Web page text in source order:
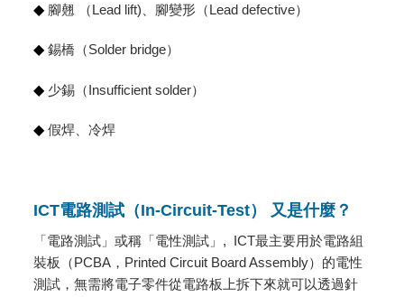
◆ 腳翹 （Lead lift)、腳變形（Lead defective）
◆錫橋（Solder bridge）
◆ 少錫（Insufficient solder）
◆假焊、冷焊
ICT電路測試（In-Circuit-Test） 又是什麼？
「電路測試」或稱「電性測試」, ICT最主要用於電路組
裝板（PCBA，Printed Circuit Board Assembly）的電性
測試，無需將電子零件從電路板上拆下來就可以透過針